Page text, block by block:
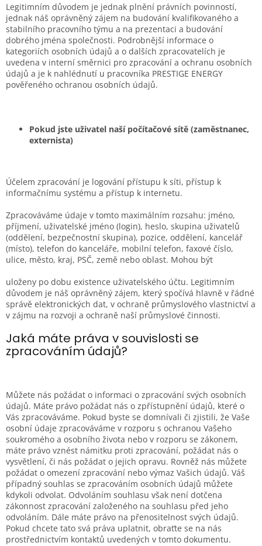
Legitimním důvodem je jednak plnění právních povinností,
jednak náš oprávněný zájem na budování kvalifikovaného a
stabilního pracovního týmu a na prezentaci a budování
dobrého jména společnosti. Podrobnější informace o
kategoriích osobních údajů a o dalších zpracovatelích je
uvedena v interní směrnici pro zpracování a ochranu osobních
údajů a je k nahlédnutí u pracovníka PRESTIGE ENERGY
pověřeného ochranou osobních údajů.
Pokud jste uživatel naší počítačové sítě (zaměstnanec,
externista)
Účelem zpracování je logování přístupu k síti, přístup k
informačnímu systému a přístup k internetu.
Zpracováváme údaje v tomto maximálním rozsahu: jméno,
příjmení, uživatelské jméno (login), heslo, skupina uživatelů
(oddělení, bezpečnostní skupina), pozice, oddělení, kancelář
(místo), telefon do kanceláře, mobilní telefon, faxové číslo,
ulice, město, kraj, PSČ, země nebo oblast. Mohou být
uloženy po dobu existence uživatelského účtu. Legitimním
důvodem je náš oprávněný zájem, který spočívá hlavně v řádné
správě elektronických dat, v ochraně průmyslového vlastnictví a
v zájmu na rozvoji a ochraně naší průmyslové činnosti.
Jaká máte práva v souvislosti se
zpracováním údajů?
Můžete nás požádat o informaci o zpracování svých osobních
údajů. Máte právo požádat nás o zpřístupnění údajů, které o
Vás zpracováváme. Pokud byste se domnívali či zjistili, že Vaše
osobní údaje zpracováváme v rozporu s ochranou Vašeho
soukromého a osobního života nebo v rozporu se zákonem,
máte právo vznést námitku proti zpracování, požádat nás o
vysvětlení, či nás požádat o jejich opravu. Rovněž nás můžete
požádat o omezení zpracování nebo výmaz Vašich údajů. Váš
případný souhlas se zpracováním osobních údajů můžete
kdykoli odvolat. Odvoláním souhlasu však není dotčena
zákonnost zpracování založeného na souhlasu před jeho
odvoláním. Dále máte právo na přenositelnost svých údajů.
Pokud chcete tato svá práva uplatnit, obraťte se na nás
prostřednictvím kontaktů uvedených v tomto dokumentu.